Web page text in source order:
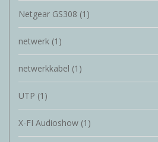
Netgear GS308 (1)
netwerk (1)
netwerkkabel (1)
UTP (1)
X-FI Audioshow (1)